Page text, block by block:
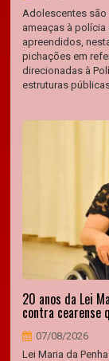
Adolescentes
ameaças à
apreendidos,
pichações em
direcionadas à
estruturas
20 anos da Lei
contra cearense
07/08/2026
Lei Maria da